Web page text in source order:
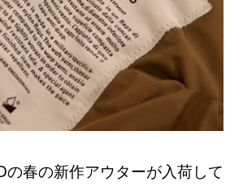
の春の新作アウターが入荷して